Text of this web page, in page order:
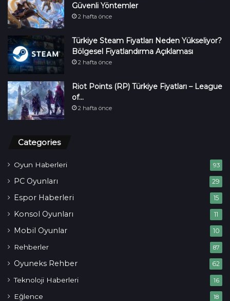
Güvenli Yöntemler
2 hafta önce
Türkiye Steam Fiyatları Neden Yükseliyor?
Bölgesel Fiyatlandırma Açıklaması
2 hafta önce
Riot Points (RP) Türkiye Fiyatları – League
of…
2 hafta önce
Categories
Oyun Haberleri 93
PC Oyunları 29
Espor Haberleri 15
Konsol Oyunları 11
Mobil Oyunlar 10
Rehberler 87
Oyuneks Rehber 62
Teknoloji Haberleri 16
Eğlence 18